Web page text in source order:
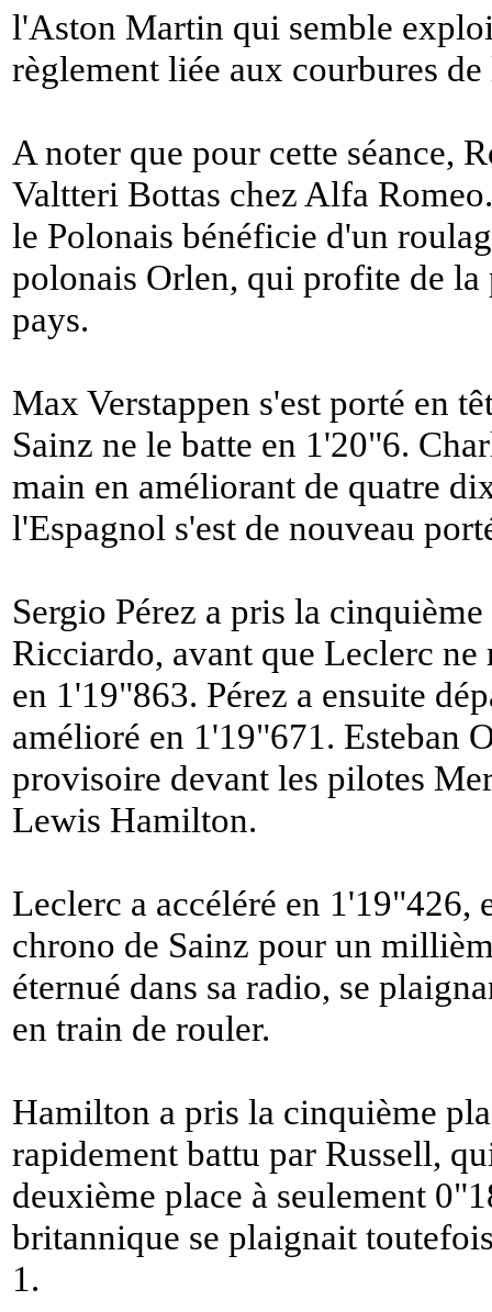
l'Aston Martin qui semble
règlement liée aux courbures de
A noter que pour cette séance,
Valtteri Bottas chez Alfa
le Polonais bénéficie d'un
polonais Orlen, qui profite de
pays.
Max Verstappen s'est porté en
Sainz ne le batte en 1'20"6.
main en améliorant de quatre
l'Espagnol s'est de nouveau
Sergio Pérez a pris la
Ricciardo, avant que Leclerc ne
en 1'19"863. Pérez a ensuite
amélioré en 1'19"671. Esteban
provisoire devant les pilotes
Lewis Hamilton.
Leclerc a accéléré en 1'19"426,
chrono de Sainz pour un
éternué dans sa radio, se
en train de rouler.
Hamilton a pris la cinquième
rapidement battu par Russell,
deuxième place à seulement
britannique se plaignait
1.